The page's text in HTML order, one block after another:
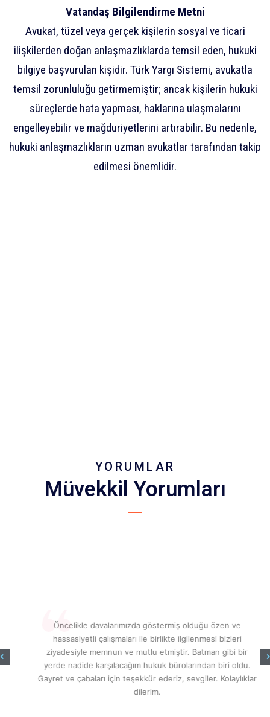
Vatandaş Bilgilendirme Metni
Avukat, tüzel veya gerçek kişilerin sosyal ve ticari
ilişkilerden doğan anlaşmazlıklarda temsil eden, hukuki
bilgiye başvurulan kişidir. Türk Yargı Sistemi, avukatla
temsil zorunluluğu getirmemiştir; ancak kişilerin hukuki
süreçlerde hata yapması, haklarına ulaşmalarını
engelleyebilir ve mağduriyetlerini artırabilir. Bu nedenle,
hukuki anlaşmazlıkların uzman avukatlar tarafından takip
edilmesi önemlidir.
YORUMLAR
Müvekkil Yorumları
Öncelikle davalarımızda göstermiş olduğu özen ve
hassasiyetli çalışmaları ile birlikte ilgilenmesi bizleri
ziyadesiyle memnun ve mutlu etmiştir. Batman gibi bir
yerde nadide karşılacağım hukuk bürolarından biri oldu.
Gayret ve çabaları için teşekkür ederiz, sevgiler. Kolaylıklar
dilerim.